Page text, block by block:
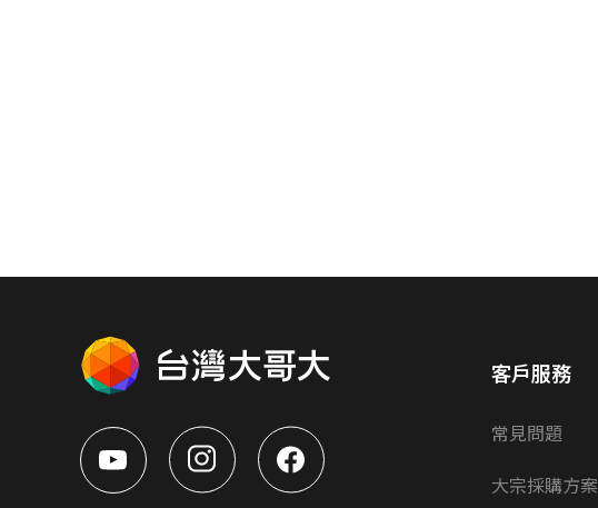
客戶服務
常見問題
大宗採購方案